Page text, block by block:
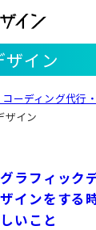
ザイン
ーディング代行
ザイン
グラフィック
ザインをする
しいこと